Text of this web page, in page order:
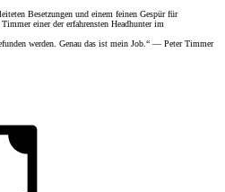
Besetzungen und einem feinen Gespür für
einer der erfahrensten Headhunter im
werden. Genau das ist mein Job.“ — Peter Timmer